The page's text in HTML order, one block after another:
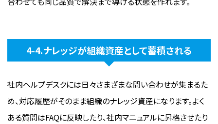
4-4.ナレッジが組織資産として蓄積される
社内ヘルプデスクには日々さまざまな問い合わせが集まるた
め、対応履歴がそのまま組織のナレッジ資産になります。よく
ある質問はFAQに反映したり、社内マニュアルに昇格させたり